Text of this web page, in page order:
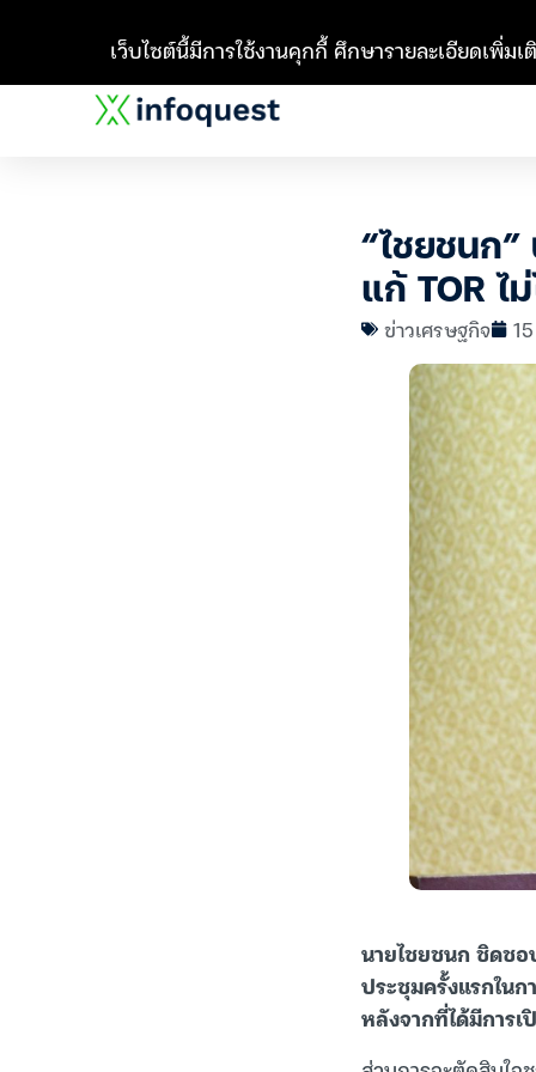
“ไชยชนก
แก้ TOR ไ
ข่าวเศรษฐกิจ
นายไชยชนก ชิดชอ
ประชุมครั้งแรกใน
หลังจากที่ได้มีการ
เว็บไซต์นี้มีการใช้งานคุกกี้ ศึกษารายละเอียดเพิ่ม